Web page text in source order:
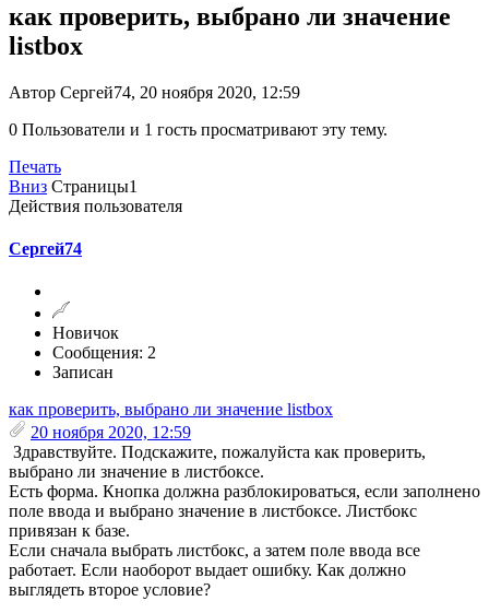
как проверить, выбрано ли значение
listbox
Автор Сергей74, 20 ноября 2020, 12:59
0 Пользователи и 1 гость просматривают эту тему.
Печать
Вниз Страницы1
Действия пользователя
Сергей74
Новичок
Сообщения: 2
Записан
как проверить, выбрано ли значение listbox
20 ноября 2020, 12:59
Здравствуйте. Подскажите, пожалуйста как проверить,
выбрано ли значение в листбоксе.
Есть форма. Кнопка должна разблокироваться, если заполнено
поле ввода и выбрано значение в листбоксе. Листбокс
привязан к базе.
Если сначала выбрать листбокс, а затем поле ввода все
работает. Если наоборот выдает ошибку. Как должно
выглядеть второе условие?